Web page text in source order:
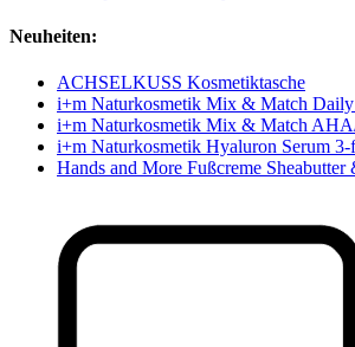
Neuheiten:
ACHSELKUSS Kosmetiktasche
i+m Naturkosmetik Mix & Match
i+m Naturkosmetik Mix & Match
i+m Naturkosmetik Hyaluron Serum 3-
Hands and More Fußcreme